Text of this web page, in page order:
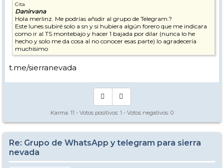
Cita
Danirvana
Hola merlinz. Me podrías añsdir al grupo de Telegram.?
Este lunes subiré solo a sn y si hubiera algún forero que me indicara
como ir al TS montebajo y hacer 1 bajada por dilar (nunca lo he
hecho y solo me da cosa al no conocer esas parte) lo agradecería
muchísimo
t.me/sierranevada
Karma: 11 - Votos positivos: 1 - Votos negativos: 0
Re: Grupo de WhatsApp y telegram para sierra
nevada